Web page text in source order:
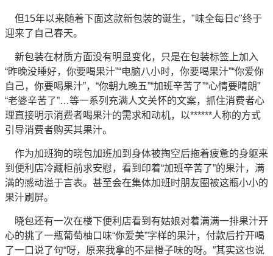
但15年以来随着下面这款新包装的诞生，"味全每日c"终于
迎来了自己春天。
新包装在材质方面没有明显变化，只是在包装标签 上加入
“昨晚没睡好，你要喝果汁”“电脑八小时，你要喝果汁”“你爱你
自己，你要喝果汁”，“你朝九晚五”“加班辛苦了”“心情要晴朗”
“老婆辛苦了”…等一系列充满人文关怀的文案，抓住消费者心
理直接明示消费者喝果汁的需求和动机，以******人称的方式
引导消费者购买其果汁。
作为加班狗的晓包加班加到身体被掏空后拖着疲惫的身躯来
到便利店冷藏柜前求安慰，看到印着“加班辛苦了”的果汁，满
满的感动溢于言表。甚至会在集体加班时朋友圈被这瓶小小的
果汁刷屏。
晓包还有一次在楼下便利店看到有姑娘对着满满一排果汁开
心的挑了一瓶葡萄柚口味“你爱美”字样的果汁，付款后拧开喝
了一口说了句“呀，原来我拿的不是橙子味的呀。”其实这也说